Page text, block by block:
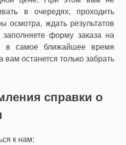
в очередях, проходить
осмотра, ждать результатов
форму заказа на
в самое ближайшее время
вам останется только забрать
справки о
к нам: